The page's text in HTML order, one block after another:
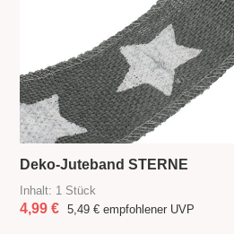
Deko-Juteband STERNE
Inhalt: 1 Stück
4,99 € 5,49 € empfohlener UVP